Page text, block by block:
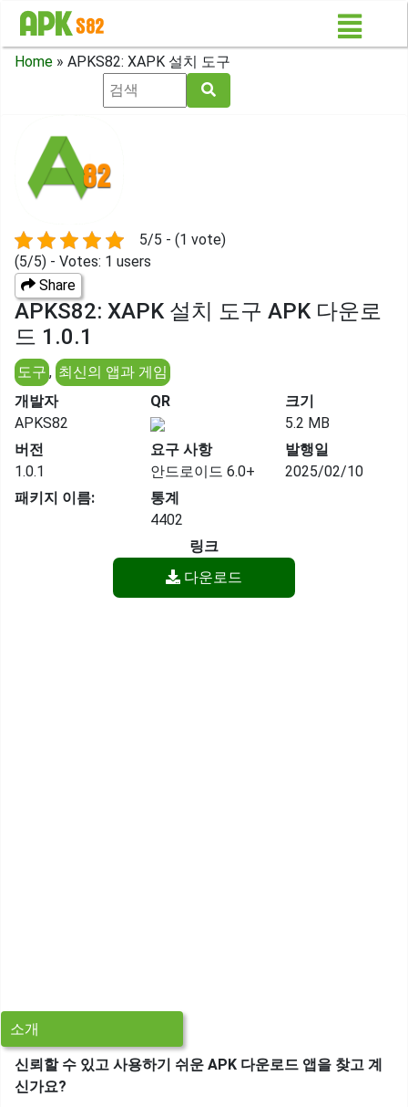
Home » APKS82: XAPK 설치 도구
5/5 - (1 vote)
(5/5) - Votes: 1 users
Share
APKS82: XAPK 설치 도구 APK 다운로
드 1.0.1
도구 , 최신의 앱과 게임
개발자
APKS82
QR
크기
5.2 MB
버전
1.0.1
요구 사항
안드로이드 6.0+
발행일
2025/02/10
패키지 이름:
통계
4402
링크
다운로드
소개
신뢰할 수 있고 사용하기 쉬운 APK 다운로드 앱을 찾고 계
신가요?